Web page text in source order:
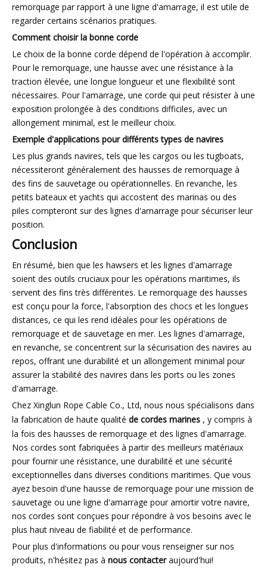
remorquage par rapport à une ligne d'amarrage, il est utile de
regarder certains scénarios pratiques.
Comment choisir la bonne corde
Le choix de la bonne corde dépend de l'opération à accomplir.
Pour le remorquage, une hausse avec une résistance à la
traction élevée, une longue longueur et une flexibilité sont
nécessaires. Pour l'amarrage, une corde qui peut résister à une
exposition prolongée à des conditions difficiles, avec un
allongement minimal, est le meilleur choix.
Exemple d'applications pour différents types de navires
Les plus grands navires, tels que les cargos ou les tugboats,
nécessiteront généralement des hausses de remorquage à
des fins de sauvetage ou opérationnelles. En revanche, les
petits bateaux et yachts qui accostent des marinas ou des
piles compteront sur des lignes d'amarrage pour sécuriser leur
position.
Conclusion
En résumé, bien que les hawsers et les lignes d'amarrage
soient des outils cruciaux pour les opérations maritimes, ils
servent des fins très différentes. Le remorquage des hausses
est conçu pour la force, l'absorption des chocs et les longues
distances, ce qui les rend idéales pour les opérations de
remorquage et de sauvetage en mer. Les lignes d'amarrage,
en revanche, se concentrent sur la sécurisation des navires au
repos, offrant une durabilité et un allongement minimal pour
assurer la stabilité des navires dans les ports ou les zones
d'amarrage.
Chez Xinglun Rope Cable Co., Ltd, nous nous spécialisons dans
la fabrication de haute qualité de cordes marines , y compris à
la fois des hausses de remorquage et des lignes d'amarrage.
Nos cordes sont fabriquées à partir des meilleurs matériaux
pour fournir une résistance, une durabilité et une sécurité
exceptionnelles dans diverses conditions maritimes. Que vous
ayez besoin d'une hausse de remorquage pour une mission de
sauvetage ou une ligne d'amarrage pour amortir votre navire,
nos cordes sont conçues pour répondre à vos besoins avec le
plus haut niveau de fiabilité et de performance.
Pour plus d'informations ou pour vous renseigner sur nos
produits, n'hésitez pas à nous contacteraujourd'hui!